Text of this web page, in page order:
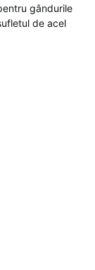
gândurile
de acel